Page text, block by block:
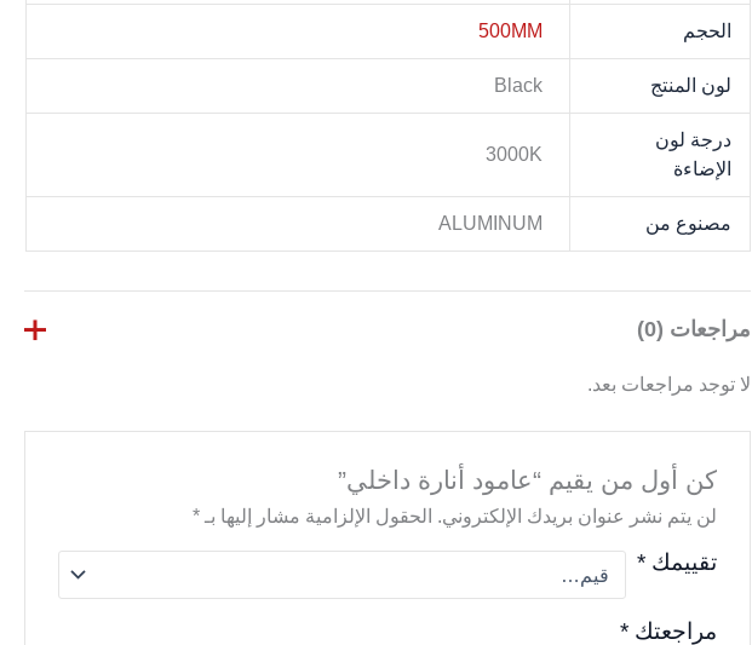
الحجم 500MM
لون المنتج Black
درجة لون
الإضاءة
3000K
مصنوع من ALUMINUM
مراجعات (0)
لا توجد مراجعات بعد.
كن أول من يقيم “عامود أنارة داخلي”
لن يتم نشر عنوان بريدك الإلكتروني. الحقول الإلزامية مشار إليها بـ *
تقييمك *
مراجعتك *